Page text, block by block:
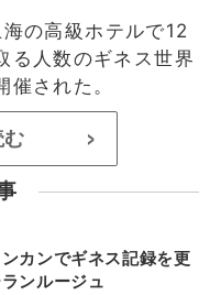
の高級ホテルで12
る人数のギネス世界
された。
む >
カンでギネス記録を更
ンルージュ